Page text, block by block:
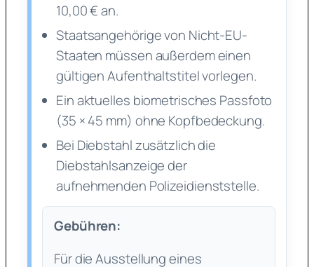
10,00 € an.
Staatsangehörige von Nicht-EU-
Staaten müssen außerdem einen
gültigen Aufenthaltstitel vorlegen.
Ein aktuelles biometrisches Passfoto
(35 × 45 mm) ohne Kopfbedeckung.
Bei Diebstahl zusätzlich die
Diebstahlsanzeige der
aufnehmenden Polizeidienststelle.
Gebühren:
Für die Ausstellung eines